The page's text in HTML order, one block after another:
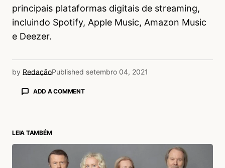
principais plataformas digitais de streaming,
incluindo Spotify, Apple Music, Amazon Music
e Deezer.
by RedaçãoPublished setembro 04, 2021
ADD A COMMENT
LEIA TAMBÉM